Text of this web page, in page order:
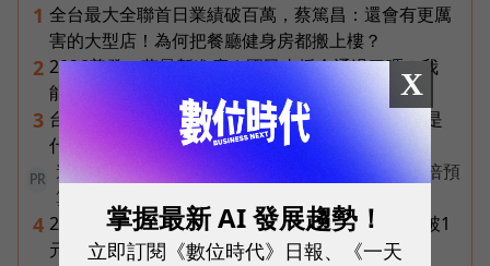
1 全台最大全聯首日業績破百萬，蔡篤昌：還會有更厲
害的大型店！為何把餐廳健身房都搬上樓？
2 2026普發一萬最新進度｜國民支援金通過了嗎？我
能領嗎？地方發錢大盤點
3 台達電第二曲線盤點：「不發火的發電機」SOFC是
什麼？AI機器人、微電網、氫電池都它的局
PR
連5年蟬聯全國冠軍！台中市政府如何編列中央3倍預
算翻轉閱讀？
4 2026年8月ETF配息盤點｜19檔一次看，00878衝破1
元創高、00929殖利率逾16%
X
掌握最新 AI 發展趨勢！
立即訂閱《數位時代》日報、《一天